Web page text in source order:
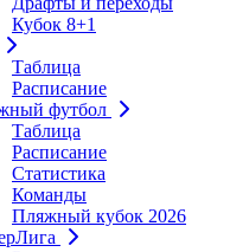
Кубок 8+1
Таблица
Расписание
футбол
Таблица
Расписание
Статистика
Команды
Пляжный кубок 2026